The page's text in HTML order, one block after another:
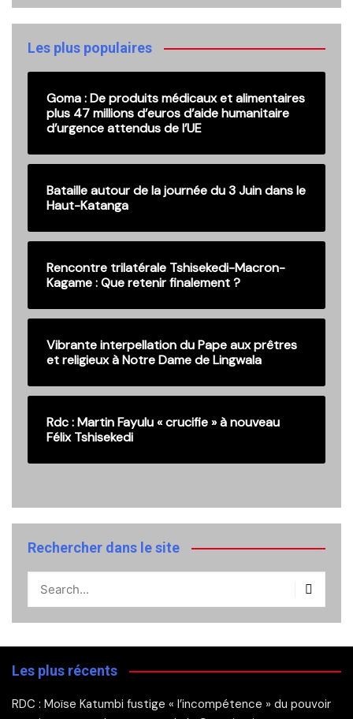
anciennes
publications
Les plus populaires
Goma : De produits médicaux et alimentaires
plus 47 millions d’euros d’aide humanitaire
d’urgence attendus de l’UE
Bataille autour de la journée du 3 Juin dans le
Haut-Katanga
Rencontre trilatérale Tshisekedi-Macron-
Kagame : Que retenir finalement ?
Vibrante interpellation du Pape aux prêtres
et religieux à Notre Dame de Lingwala
Rdc : Martin Fayulu « crucifie » à nouveau
Félix Tshisekedi
Rechercher dans le site
Les plus récents
RDC : Moïse Katumbi fustige « l’incompétence » du pouvoir